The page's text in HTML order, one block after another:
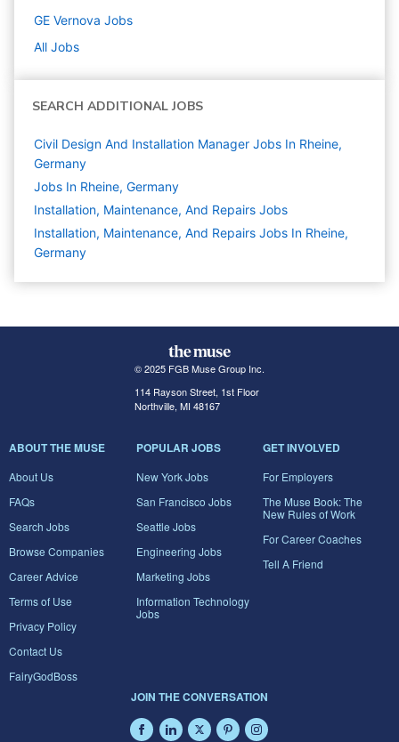
GE Vernova Jobs
All Jobs
SEARCH ADDITIONAL JOBS
Civil Design And Installation Manager Jobs In Rheine,
Germany
Jobs In Rheine, Germany
Installation, Maintenance, And Repairs Jobs
Installation, Maintenance, And Repairs Jobs In Rheine,
Germany
© 2025 FGB Muse Group Inc.
114 Rayson Street, 1st Floor
Northville, MI 48167
ABOUT THE MUSE
About Us
FAQs
Search Jobs
Browse Companies
Career Advice
Terms of Use
Privacy Policy
Contact Us
FairyGodBoss
POPULAR JOBS
New York Jobs
San Francisco Jobs
Seattle Jobs
Engineering Jobs
Marketing Jobs
Information Technology
Jobs
GET INVOLVED
For Employers
The Muse Book: The
New Rules of Work
For Career Coaches
Tell A Friend
JOIN THE CONVERSATION